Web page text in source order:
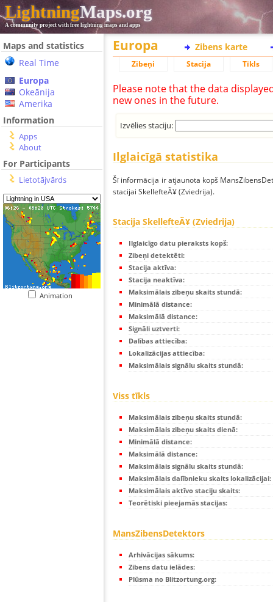
LightningMaps.org
A community project with free lightning maps and apps
Maps and statistics
Real Time
Europa
Okeānija
Amerika
Information
Apps
About
For Participants
Lietotājvārds
Animation
Europa Zibens karte
Zibeņi Stacija Tīkls
Please note that the data
new ones in the future.
Izvēlies staciju:
Ilglaicīgā statistika
Šī informācija ir atjaunota kopš
stacijai SkellefteÃ¥ (Zviedrija).
Stacija SkellefteÃ¥ (Zviedrija)
Ilglaicīgo datu pieraksts kopš:
Zibeņi detektēti:
Stacija aktīva:
Stacija neaktīva:
Maksimālais zibeņu skaits stundā:
Minimālā distance:
Maksimālā distance:
Signāli uztverti:
Dalības attiecība:
Lokalizācijas attiecība:
Maksimālais signālu skaits stundā:
Viss tīkls
Maksimālais zibeņu skaits stundā:
Maksimālais zibeņu skaits dienā:
Minimālā distance:
Maksimālā distance:
Maksimālais signālu skaits stundā:
Maksimālais dalībnieku skaits lokalizācijai:
Maksimālais aktīvo staciju skaits:
Teorētiski pieejamās stacijas:
MansZibensDetektors
Arhivācijas sākums:
Zibens datu ielādes:
Plūsma no Blitzortung.org: